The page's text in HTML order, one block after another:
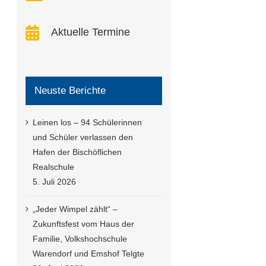
Aktuelle Termine
Neuste Berichte
Leinen los – 94 Schülerinnen
und Schüler verlassen den
Hafen der Bischöflichen
Realschule
5. Juli 2026
„Jeder Wimpel zählt“ –
Zukunftsfest vom Haus der
Familie, Volkshochschule
Warendorf und Emshof Telgte